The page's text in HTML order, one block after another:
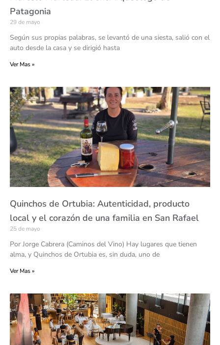
Patagonia
29 de mayo
Según sus propias palabras, se levantó de una siesta, salió con el
auto desde la casa y se dirigió hasta
Ver Mas »
Quinchos de Ortubia: Autenticidad, producto
local y el corazón de una familia en San Rafael
25 de mayo
Por Jorge Cabrera (Caminos del Vino) Hay lugares que tienen
alma, y Quinchos de Ortubia es, sin duda, uno de
Ver Mas »